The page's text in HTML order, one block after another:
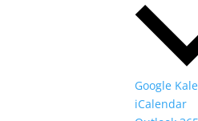
Google
iCalendar